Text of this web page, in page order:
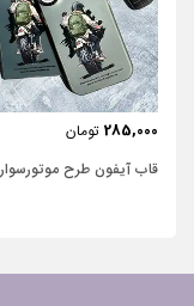
285,000 تومان
قاب آیفون طرح موتور‌سوار